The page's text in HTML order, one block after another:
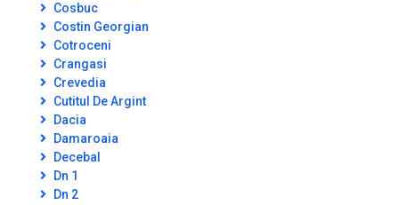
Cosbuc
Costin Georgian
Cotroceni
Crangasi
Crevedia
Cutitul De Argint
Dacia
Damaroaia
Decebal
Dn 1
Dn 2